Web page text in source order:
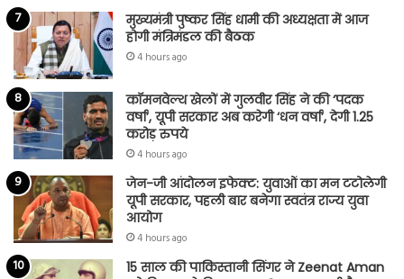
मुख्यमंत्री पुष्कर सिंह धामी की अध्यक्षता में आज
होगी मंत्रिमंडल की बैठक
4 hours ago
कॉमनवेल्थ खेलों में गुलवीर सिंह ने की ‘पदक
वर्षा’, यूपी सरकार अब करेगी ‘धन वर्षा’, देगी 1.25
करोड़ रुपये
4 hours ago
जेन-जी आंदोलन इफेक्ट: युवाओं का मन टटोलेगी
यूपी सरकार, पहली बार बनेगा स्वतंत्र राज्य युवा
आयोग
4 hours ago
15 साल की पाकिस्तानी सिंगर ने Zeenat Aman